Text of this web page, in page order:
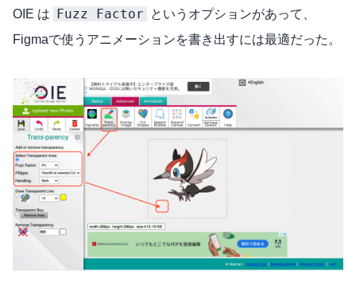
OIE は Fuzz Factor
というオプションがあって、
Figmaで使うアニメーションを書き出すには最適だった。